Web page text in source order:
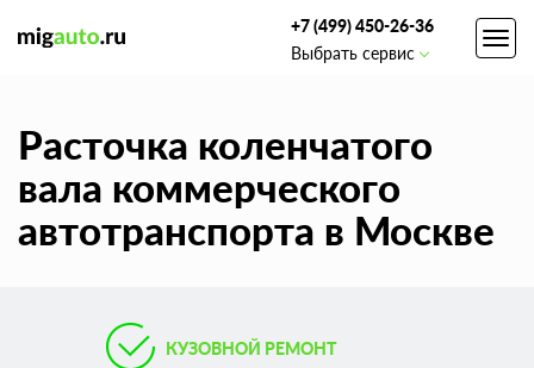
+7 (499) 450-26-36
Выбрать сервис
Расточка коленчатого
вала коммерческого
автотранспорта в Москве
КУЗОВНОЙ РЕМОНТ